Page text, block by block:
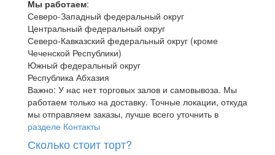
Мы работаем:
Северо-Западный федеральный округ
Центральный федеральный округ
Северо-Кавказский федеральный округ (кроме
Чеченской Республики)
Южный федеральный округ
Республика Абхазия
Важно: У нас нет торговых залов и самовывоза. Мы
работаем только на доставку. Точные локации, откуда
мы отправляем заказы, лучше всего уточнить в
разделе Контакты
Сколько стоит торт?